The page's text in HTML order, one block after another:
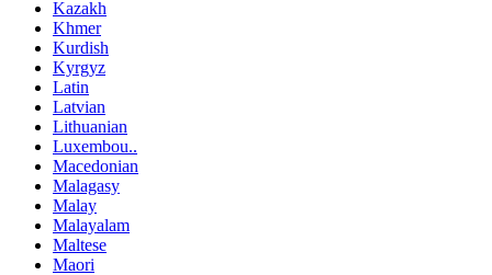
Kazakh
Khmer
Kurdish
Kyrgyz
Latin
Latvian
Lithuanian
Luxembou..
Macedonian
Malagasy
Malay
Malayalam
Maltese
Maori